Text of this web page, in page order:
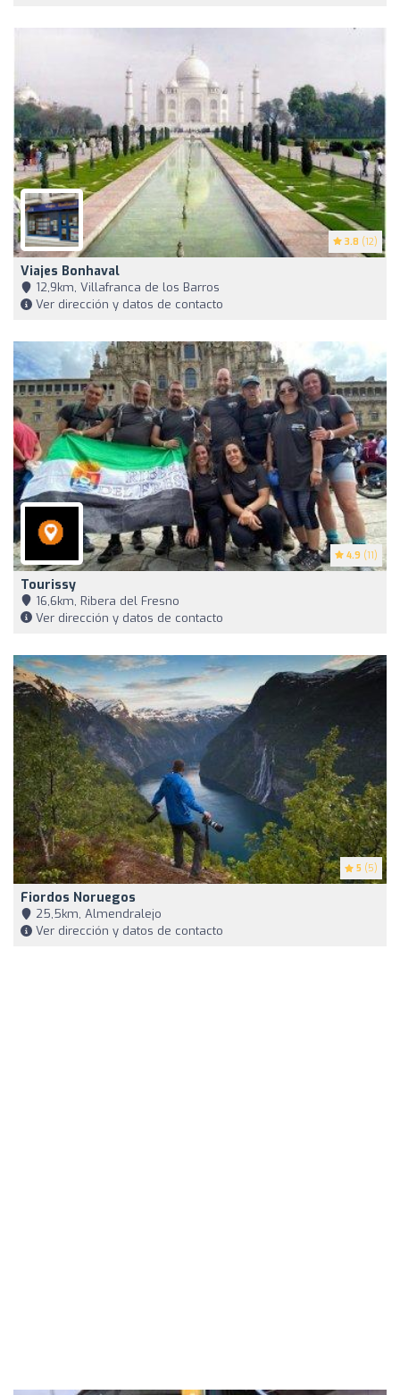
3.8 (12)
Viajes Bonhaval
12,9km, Villafranca de los Barros
Ver dirección y datos de contacto
4.9 (11)
Tourissy
16,6km, Ribera del Fresno
Ver dirección y datos de contacto
5 (5)
Fiordos Noruegos
25,5km, Almendralejo
Ver dirección y datos de contacto